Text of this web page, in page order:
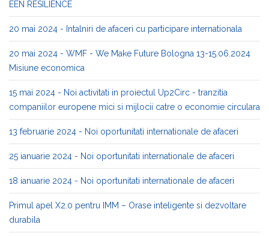
EEN RESILIENCE
20 mai 2024 - Intalniri de afaceri cu participare internationala
20 mai 2024 - WMF - We Make Future Bologna 13-15.06.2024
Misiune economica
15 mai 2024 - Noi activitati in proiectul Up2Circ - tranzitia
companiilor europene mici si mijlocii catre o economie circulara
13 februarie 2024 - Noi oportunitati internationale de afaceri
25 ianuarie 2024 - Noi oportunitati internationale de afaceri
18 ianuarie 2024 - Noi oportunitati internationale de afaceri
Primul apel X2.0 pentru IMM – Orase inteligente si dezvoltare
durabila